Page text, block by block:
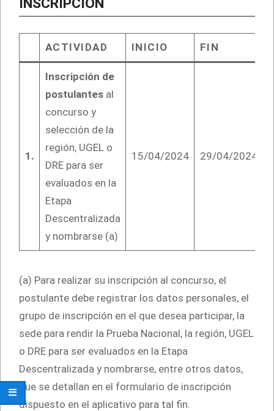
INSCRIPCIÓN
ACTIVIDAD INICIO FIN
1.
Inscripción de
postulantes al
concurso y
selección de la
región, UGEL o
DRE para ser
evaluados en la
Etapa
Descentralizada
y nombrarse (a)
15/04/2024 29/04/2024
(a) Para realizar su inscripción al concurso, el
postulante debe registrar los datos personales, el
grupo de inscripción en el que desea participar, la
sede para rendir la Prueba Nacional, la región, UGEL
o DRE para ser evaluados en la Etapa
Descentralizada y nombrarse, entre otros datos,
que se detallan en el formulario de inscripción
dispuesto en el aplicativo para tal fin.